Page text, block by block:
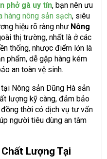
phở gà uy tín, bạn nên ưu
hàng nông sản sạch, siêu
hiệu rõ ràng như Nông
thị trường, nhất là ở các
thống, nhược điểm lớn là
phẩm, dễ gặp hàng kém
an toàn vệ sinh.
Nông sản Dũng Hà sản
lượng kỹ càng, đảm bảo
thời có dịch vụ tư vấn
người tiêu dùng an tâm
Lượng Tại